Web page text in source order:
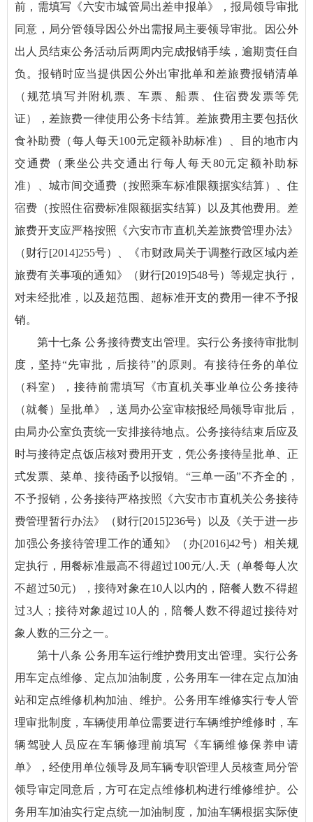
前，需填写《六安市城管局出差申报单》，报局领导审批
同意，局分管领导因公外出需报局主要领导审批。因公外
出人员结束公务活动后两周内完成报销手续，逾期责任自
负。报销时应当提供因公外出审批单和差旅费报销清单
（规范填写并附机票、车票、船票、住宿费发票等凭
证），差旅费一律使用公务卡结算。差旅费用主要包括伙
食补助费（每人每天100元定额补助标准）、目的地市内
交通费（乘坐公共交通出行每人每天80元定额补助标
准）、城市间交通费（按照乘车标准限额据实结算）、住
宿费（按照住宿费标准限额据实结算）以及其他费用。差
旅费开支应严格按照《六安市市直机关差旅费管理办法》
（财行[2014]255号）、《市财政局关于调整行政区域内差
旅费有关事项的通知》（财行[2019]548号）等规定执行，
对未经批准，以及超范围、超标准开支的费用一律不予报
销。
第十七条 公务接待费支出管理。实行公务接待审批制
度，坚持“先审批，后接待”的原则。有接待任务的单位
（科室），接待前需填写《市直机关事业单位公务接待
（就餐）呈批单》，送局办公室审核报经局领导审批后，
由局办公室负责统一安排接待地点。公务接待结束后应及
时与接待定点饭店核对费用开支，凭公务接待呈批单、正
式发票、菜单、接待函予以报销。“三单一函”不齐全的，
不予报销，公务接待严格按照《六安市市直机关公务接待
费管理暂行办法》（财行[2015]236号）以及《关于进一步
加强公务接待管理工作的通知》（办[2016]42号）相关规
定执行，用餐标准最高不得超过100元/人.天（单餐每人次
不超过50元），接待对象在10人以内的，陪餐人数不得超
过3人；接待对象超过10人的，陪餐人数不得超过接待对
象人数的三分之一。
第十八条 公务用车运行维护费用支出管理。实行公务
用车定点维修、定点加油制度，公务用车一律在定点加油
站和定点维修机构加油、维护。公务用车维修实行专人管
理审批制度，车辆使用单位需要进行车辆维护维修时，车
辆驾驶人员应在车辆修理前填写《车辆维修保养申请
单》，经使用单位领导及局车辆专职管理人员核查局分管
领导审定同意后，方可在定点维修机构进行维修维护。公
务用车加油实行定点统一加油制度，加油车辆根据实际使